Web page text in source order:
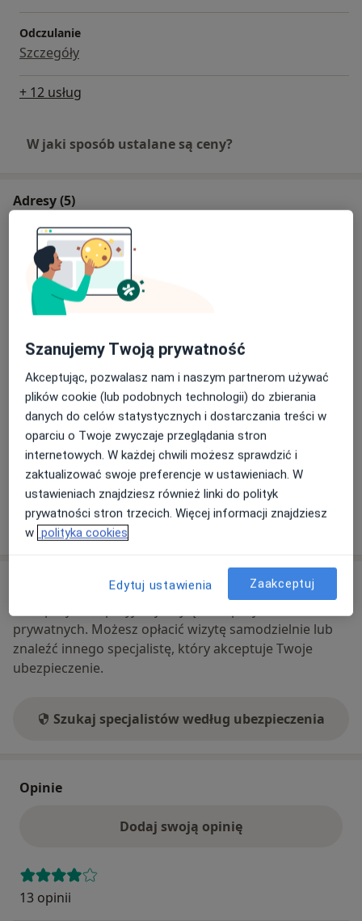
Odczulanie
Szczegóły
+ 12 usług
W jaki sposób ustalane są ceny?
Adresy (5)
Adres 1 Adres 2
Gabinet Alergologiczny-pediatryczny
Powiększ mapęotwiera się w nowej karcie
Dostępność
W tym gabinecie nie można umawiać wizyt przez
internet
Co mam zrobić w tej sytuacji?
Pokaż więcej
Ubezpieczenia - brak akceptowanych
prywatnych. Możesz opłacić wizytę samodzielnie lub
znaleźć innego specjalistę, który akceptuje Twoje
ubezpieczenie.
Szukaj specjalistów według ubezpieczenia
Opinie
Dodaj swoją opinię
13 opinii
Szanujemy Twoją prywatność
Akceptując, pozwalasz nam i naszym partnerom używać
plików cookie (lub podobnych technologii) do zbierania
danych do celów statystycznych i dostarczania treści w
oparciu o Twoje zwyczaje przeglądania stron
internetowych. W każdej chwili możesz sprawdzić i
zaktualizować swoje preferencje w ustawieniach. W
ustawieniach znajdziesz również linki do polityk
prywatności stron trzecich. Więcej informacji znajdziesz
w polityka cookies
Edytuj ustawienia Zaakceptuj